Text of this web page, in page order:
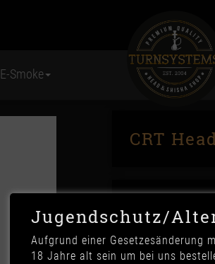
E-Smoke
CRT
Jugendschutz/
Aufgrund einer Gesetzesänderung
18 Jahre alt sein um bei uns